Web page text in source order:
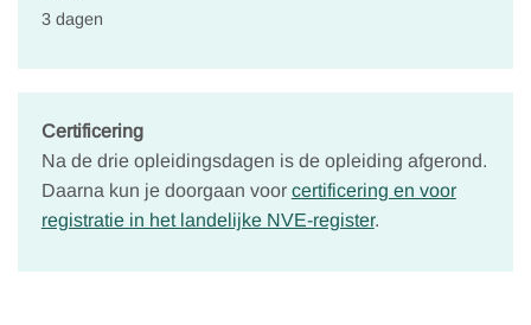
3 dagen
Certificering
Na de drie opleidingsdagen is de opleiding afgerond.
Daarna kun je doorgaan voor certificering en voor
registratie in het landelijke NVE-register.